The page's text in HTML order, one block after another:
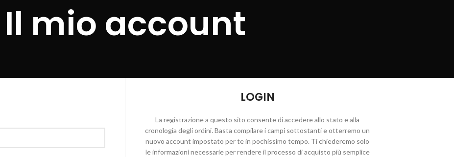
Il mio account
LOGIN
La registrazione a questo sito consente di accedere allo stato e alla
cronologia degli ordini. Basta compilare i campi sottostanti e otterremo un
nuovo account impostato per te in pochissimo tempo. Ti chiederemo solo
le informazioni necessarie per rendere il processo di acquisto più semplice